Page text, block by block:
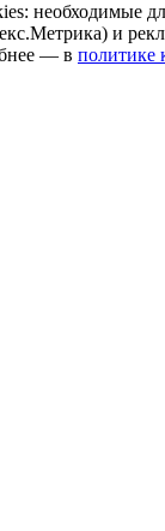
необходимые
и
— в политике